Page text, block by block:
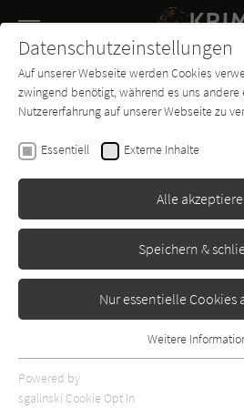
SUCHE
Buch-
Entdecker
Datenschutzeinstellungen
Auf unserer Webseite werden Cookies
zwingend benötigt, während es uns andere
Nutzererfahrung auf unserer Webseite zu
Essentiell Externe Inhalte
Alle
Speichern &
Nur essentielle Cookies
Essentielle Cookies werden für
Webseite benötigt. Dadurch ist
Weitere
Powered by
sgalinski Cookie Opt In